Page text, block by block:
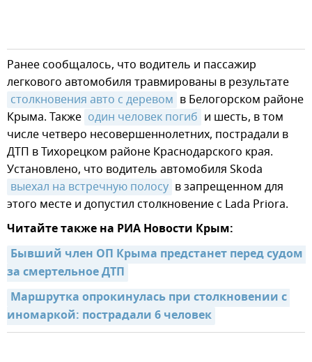
Ранее сообщалось, что водитель и пассажир
легкового автомобиля травмированы в результате
столкновения авто с деревом в Белогорском районе
Крыма. Также один человек погиб и шесть, в том
числе четверо несовершеннолетних, пострадали в
ДТП в Тихорецком районе Краснодарского края.
Установлено, что водитель автомобиля Skoda
выехал на встречную полосу в запрещенном для
этого месте и допустил столкновение с Lada Priora.
Читайте также на РИА Новости Крым:
Бывший член ОП Крыма предстанет перед судом
за смертельное ДТП
Маршрутка опрокинулась при столкновении с
иномаркой: пострадали 6 человек